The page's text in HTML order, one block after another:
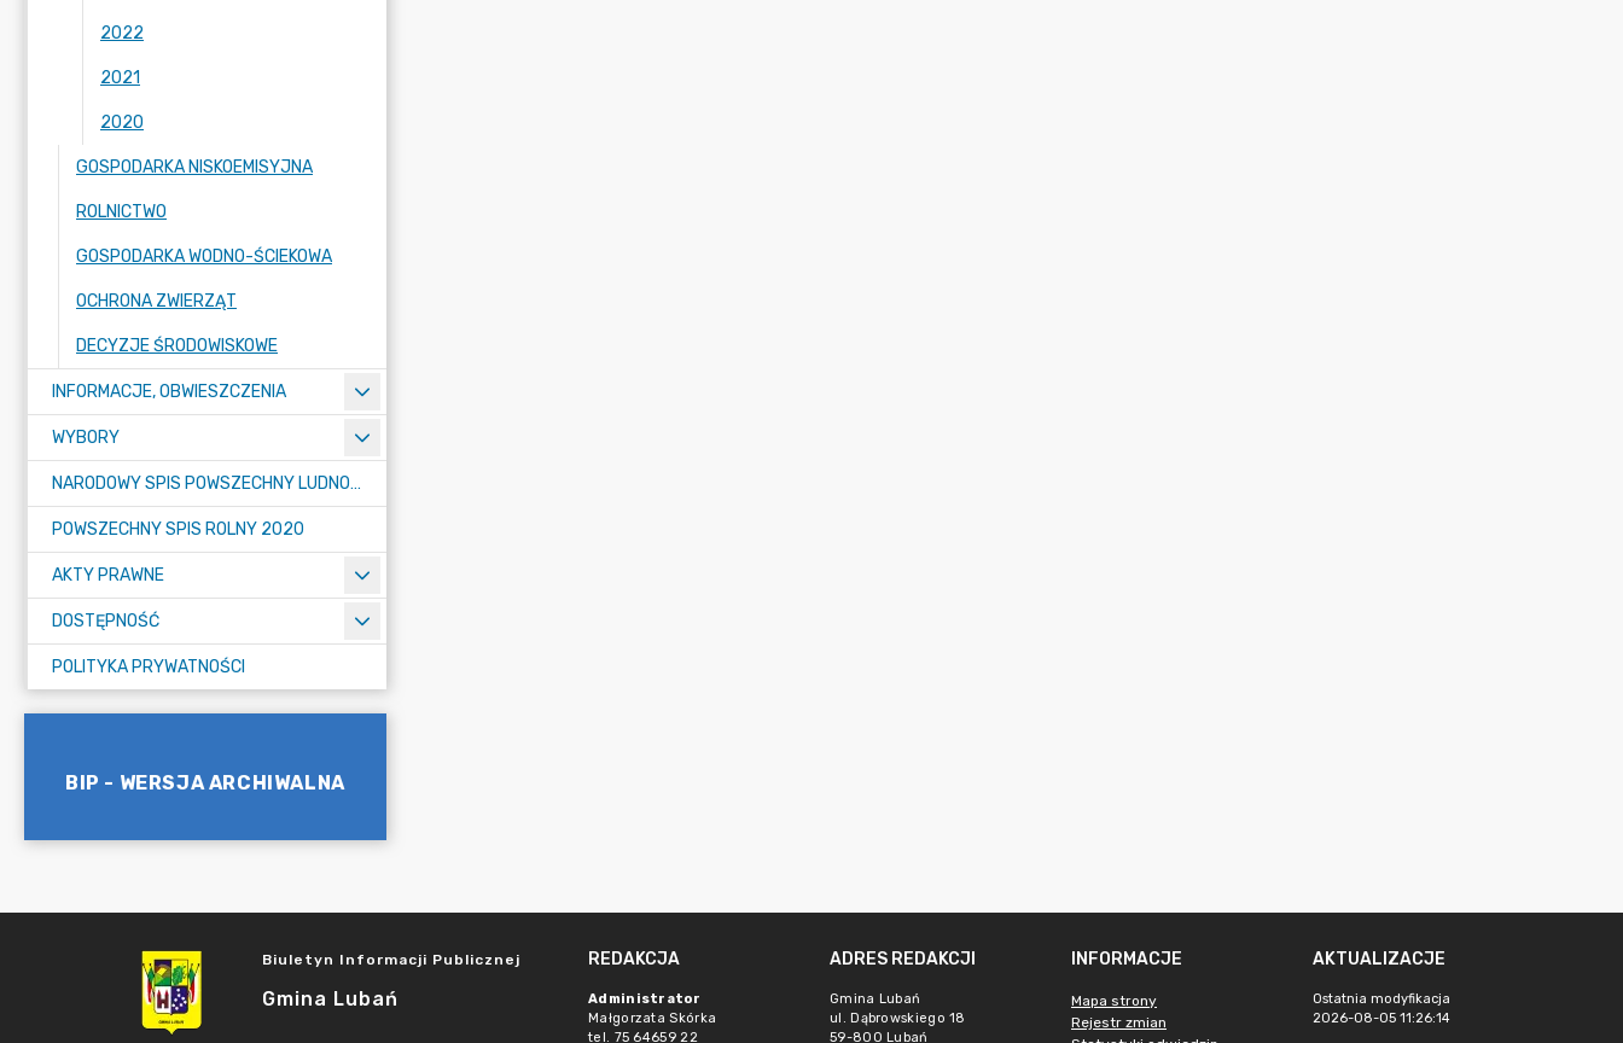
2022
2021
2020
GOSPODARKA NISKOEMISYJNA
ROLNICTWO
GOSPODARKA WODNO-ŚCIEKOWA
OCHRONA ZWIERZĄT
DECYZJE ŚRODOWISKOWE
INFORMACJE, OBWIESZCZENIA
WYBORY
NARODOWY SPIS POWSZECHNY LUDNOŚCI I MIESZKAŃ W 2021
POWSZECHNY SPIS ROLNY 2020
AKTY PRAWNE
DOSTĘPNOŚĆ
POLITYKA PRYWATNOŚCI
BIP - WERSJA ARCHIWALNA
Biuletyn Informacji Publicznej
Gmina Lubań
REDAKCJA
Administrator
Małgorzata Skórka
tel. 75 64659 22
ADRES REDAKCJI
Gmina Lubań
ul. Dąbrowskiego 18
59-800 Lubań
INFORMACJE
Mapa strony
Rejestr zmian
AKTUALIZACJE
Ostatnia modyfikacja
2026-08-05 11:26:14